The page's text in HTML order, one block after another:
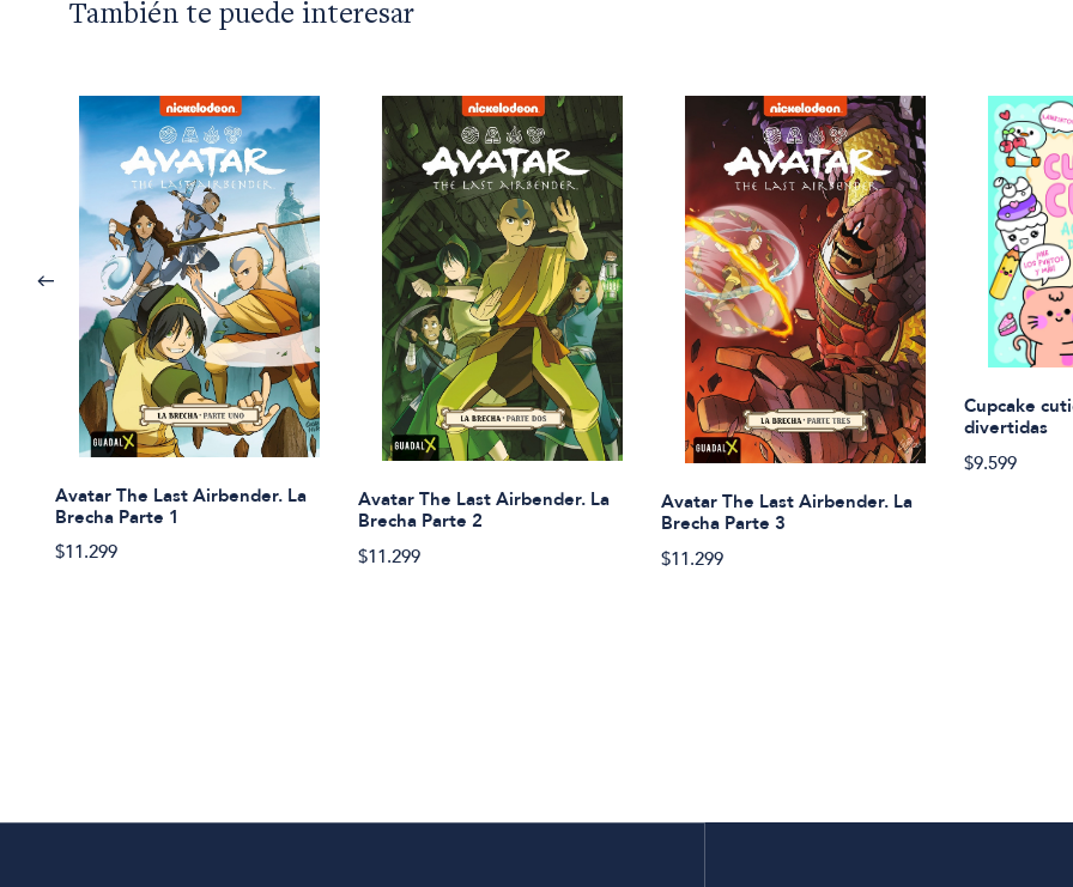
También te puede interesar
Avatar The Last Airbender. La
Brecha Parte 1
$11.299
Avatar The Last Airbender. La
Brecha Parte 2
$11.299
Avatar The Last Airbender. La
Brecha Parte 3
$11.299
Cupcake
divertidas
$9.599